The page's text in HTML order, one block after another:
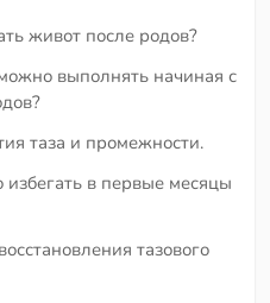
живот после родов?
выполнять начиная с
таза и промежности.
в первые месяцы
тазового